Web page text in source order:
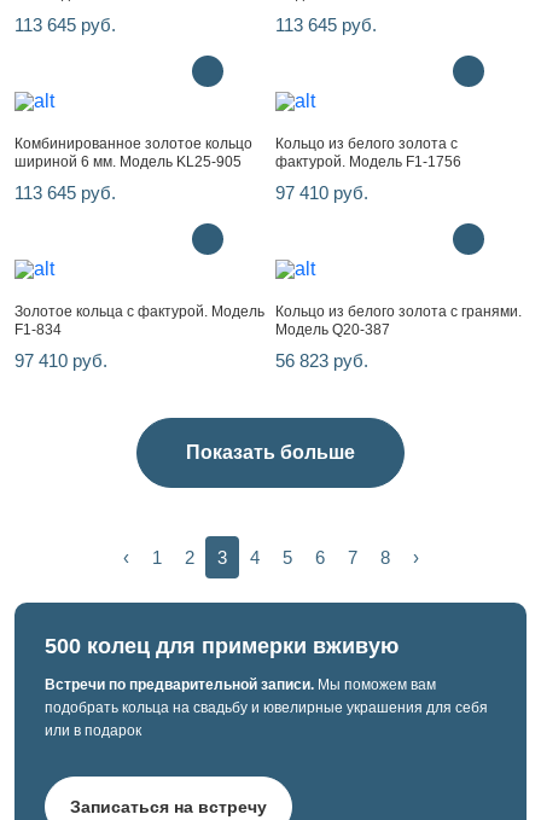
113 645 руб. 113 645 руб.
Комбинированное золотое кольцо
шириной 6 мм. Модель KL25-905
113 645 руб.
Кольцо из белого золота с
фактурой. Модель F1-1756
97 410 руб.
Золотое кольца с фактурой. Модель
F1-834
97 410 руб.
Кольцо из белого золота с гранями.
Модель Q20-387
56 823 руб.
Показать больше
‹ 1 2 3 4 5 6 7 8 ›
500 колец для примерки вживую
Встречи по предварительной записи. Мы поможем вам
подобрать кольца на свадьбу и ювелирные украшения для себя
или в подарок
Записаться на встречу